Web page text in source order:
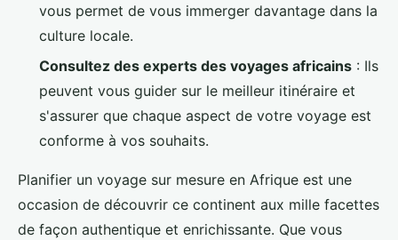
vous permet de vous immerger davantage dans la
culture locale.
Consultez des experts des voyages africains : Ils
peuvent vous guider sur le meilleur itinéraire et
s'assurer que chaque aspect de votre voyage est
conforme à vos souhaits.
Planifier un voyage sur mesure en Afrique est une
occasion de découvrir ce continent aux mille facettes
de façon authentique et enrichissante. Que vous